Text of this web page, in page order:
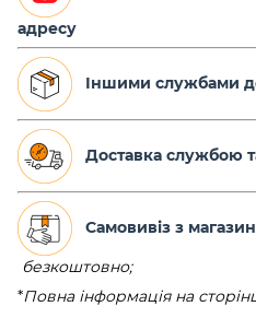
адресу
Іншими службами
Доставка службою
Самовивіз з
безкоштовно;
*Повна інформація на